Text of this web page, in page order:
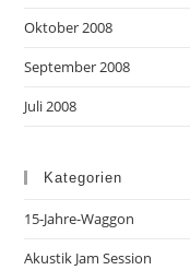
Oktober 2008
September 2008
Juli 2008
Kategorien
15-Jahre-Waggon
Akustik Jam Session